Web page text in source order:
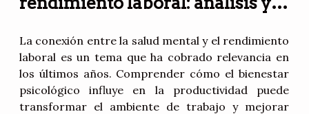
La conexión entre la salud mental y el rendimiento
laboral es un tema que ha cobrado relevancia en
los últimos años. Comprender cómo el bienestar
psicológico influye en la productividad puede
transformar el ambiente de trabajo y mejorar